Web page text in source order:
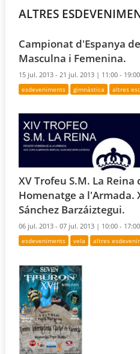
ALTRES
Campionat d'Espanya
Masculna i Femenina.
15 jul. 2013 - 21 jul. 2013 | 11:00 -
esdeveniments gimnàstica altres
XV Trofeu S.M. La Reina
Homenatge a l'Armada.
Sánchez Barzáiztegui.
06 jul. 2013 - 07 jul. 2013 | 10:00 -
esdeveniments vela altres